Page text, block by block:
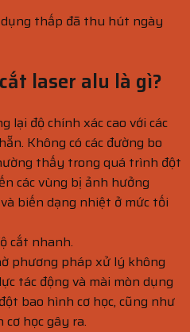
thấp đã thu hút ngày
laser alu là gì?
lại độ chính xác cao với các
Không có các đường bo
thấy trong quá trình đột
các vùng bị ảnh hưởng
biến dạng nhiệt ở mức tối
cắt nhanh.
phương pháp xử lý không
tác động và mài mòn dụng
bao hình cơ học, cũng như
cơ học gây ra.